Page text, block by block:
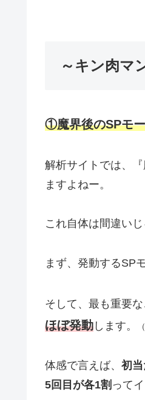
～キン肉マ
①魔界後のSPモ
解析サイトでは、
ますよねー。
これ自体は間違い
まず、発動するSP
そして、最も重要
ほぼ発動 します。
体感で言えば、 初
5回目が各1割 って